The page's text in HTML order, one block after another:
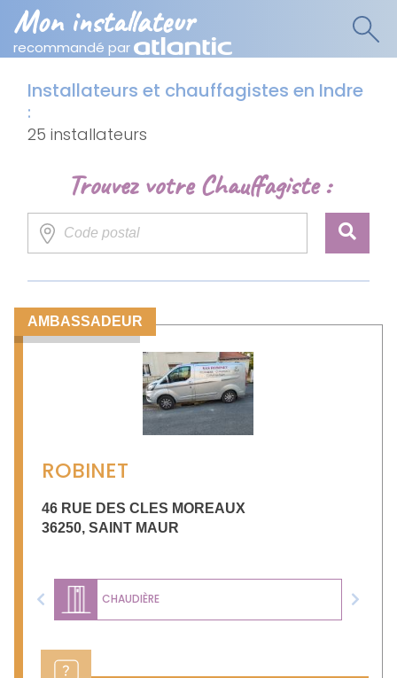
Mon installateur
recommandé par
Installateurs et chauffagistes en Indre
:
25 installateurs
Trouvez votre Chauffagiste :
AMBASSADEUR
ROBINET
46 RUE DES CLES MOREAUX
36250, SAINT MAUR
CHAUDIÈRE
Previous Next